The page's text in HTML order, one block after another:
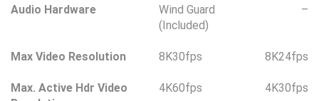
Audio Hardware
Wind Guard
(Included)
–
Max Video Resolution 8K30fps 8K24fps
Max. Active Hdr Video
4K60fps 4K30fps